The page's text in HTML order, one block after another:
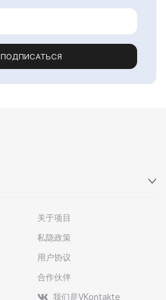
ПОДПИСАТЬСЯ
关于项目
私隐政策
用户协议
合作伙伴
我们是VKontakte